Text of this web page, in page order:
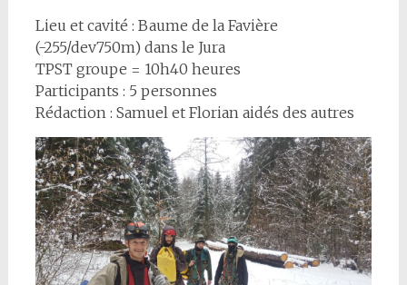
Lieu et cavité : Baume de la Favière
(-255/dev750m) dans le Jura
TPST groupe = 10h40 heures
Participants : 5 personnes
Rédaction : Samuel et Florian aidés des autres